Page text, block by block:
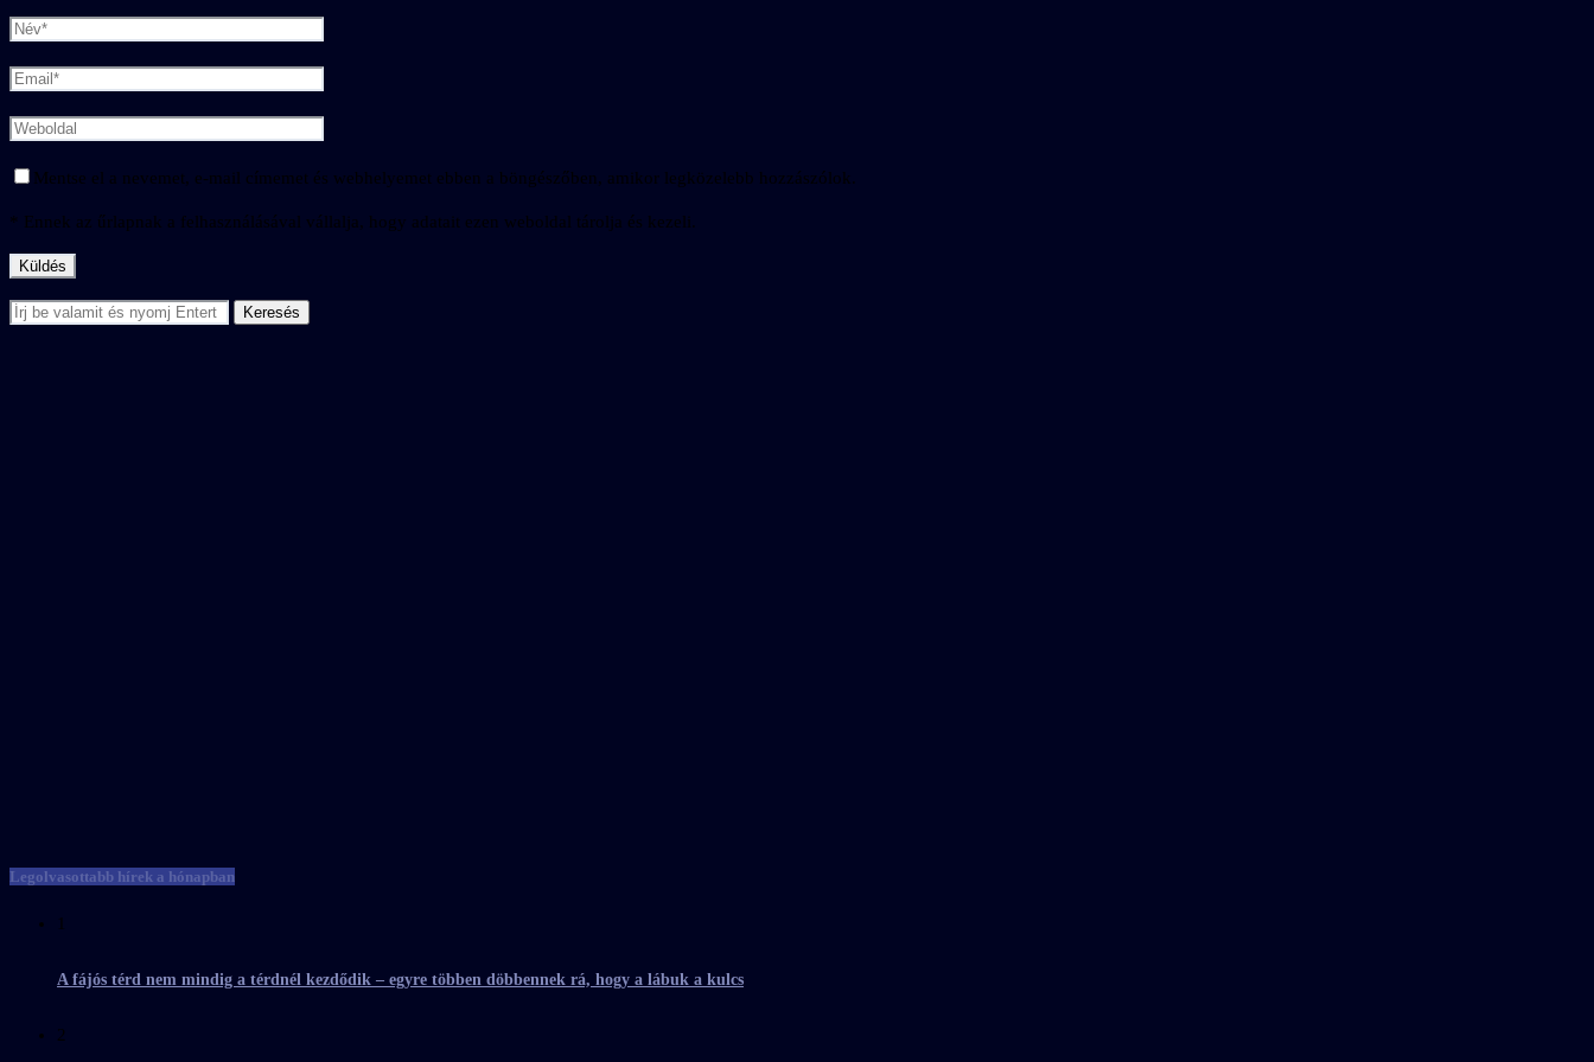
Mentse el a nevemet, e-mail címemet és webhelyemet ebben a böngészőben, amikor legközelebb hozzászólok.
* Ennek az űrlapnak a felhasználásával vállalja, hogy adatait ezen weboldal tárolja és kezeli.
Legolvasottabb hírek a hónapban
1
A fájós térd nem mindig a térdnél kezdődik – egyre többen döbbennek rá, hogy a lábuk a kulcs
2